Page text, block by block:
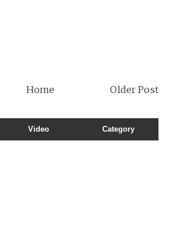
Older Post
Home
Video Category